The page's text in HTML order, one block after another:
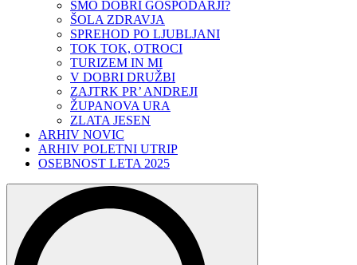
SMO DOBRI GOSPODARJI?
ŠOLA ZDRAVJA
SPREHOD PO LJUBLJANI
TOK TOK, OTROCI
TURIZEM IN MI
V DOBRI DRUŽBI
ZAJTRK PR’ ANDREJI
ŽUPANOVA URA
ZLATA JESEN
ARHIV NOVIC
ARHIV POLETNI UTRIP
OSEBNOST LETA 2025